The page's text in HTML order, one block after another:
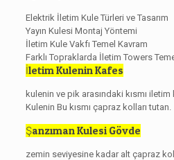
Elektrik İletim Kule Türleri ve Tasarım
Yayın Kulesi Montaj Yöntemi
İletim Kule Vakfı Temel Kavram
Farklı Topraklarda İletim Towers
İletim Kulenin Kafes
kulenin ve pik arasındaki kısmı
Kulenin Bu kısmı çapraz kolları tutan.
Şanzıman Kulesi Gövde
zemin seviyesine kadar alt çapraz